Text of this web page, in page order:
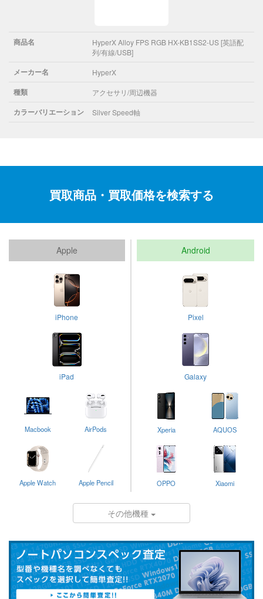
商品名
HyperX Alloy FPS RGB HX-KB1SS2-US [英語配
列/有線/USB]
メーカー名 HyperX
種類 アクセサリ/周辺機器
カラーバリエーション Silver Speed軸
買取商品・買取価格を検索する
Apple
iPhone
iPad
Macbook AirPods
Apple Watch Apple Pencil
Android
Pixel
Galaxy
Xperia AQUOS
OPPO Xiaomi
その他機種